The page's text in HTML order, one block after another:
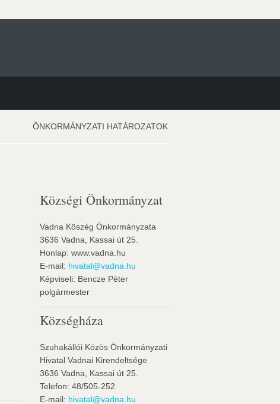
ÖNKORMÁNYZATI HATÁROZATOK
Községi Önkormányzat
Vadna Köszég Önkormányzata
3636 Vadna, Kassai út 25.
Honlap: www.vadna.hu
E-mail: hivatal@vadna.hu
Képviseli: Bencze Péter
polgármester
Községháza
Szuhakállói Közös Önkormányzati
Hivatal Vadnai Kirendeltsége
3636 Vadna, Kassai út 25.
Telefon: 48/505-252
E-mail: hivatal@vadna.hu